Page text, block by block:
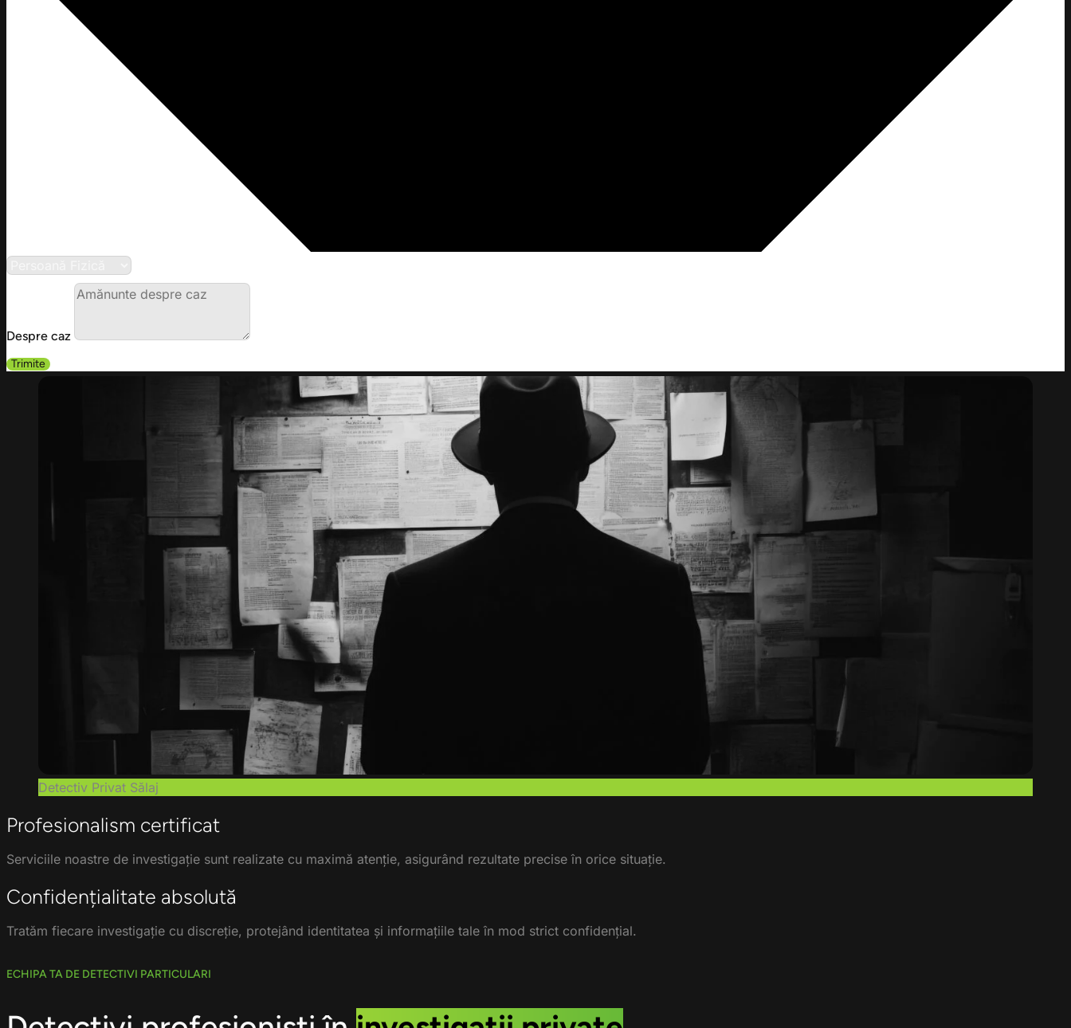
Despre caz
Trimite
Detectiv Privat Sălaj
Profesionalism certificat
Serviciile noastre de investigație sunt realizate cu maximă atenție, asigurând rezultate precise în orice situație.
Confidențialitate absolută
Tratăm fiecare investigație cu discreție, protejând identitatea și informațiile tale în mod strict confidențial.
ECHIPA TA DE DETECTIVI PARTICULARI